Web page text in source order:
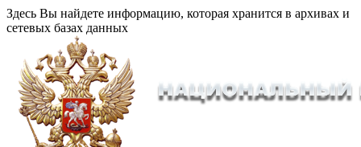
Здесь Вы найдете информацию, которая хранится в архивах и
сетевых базах данных